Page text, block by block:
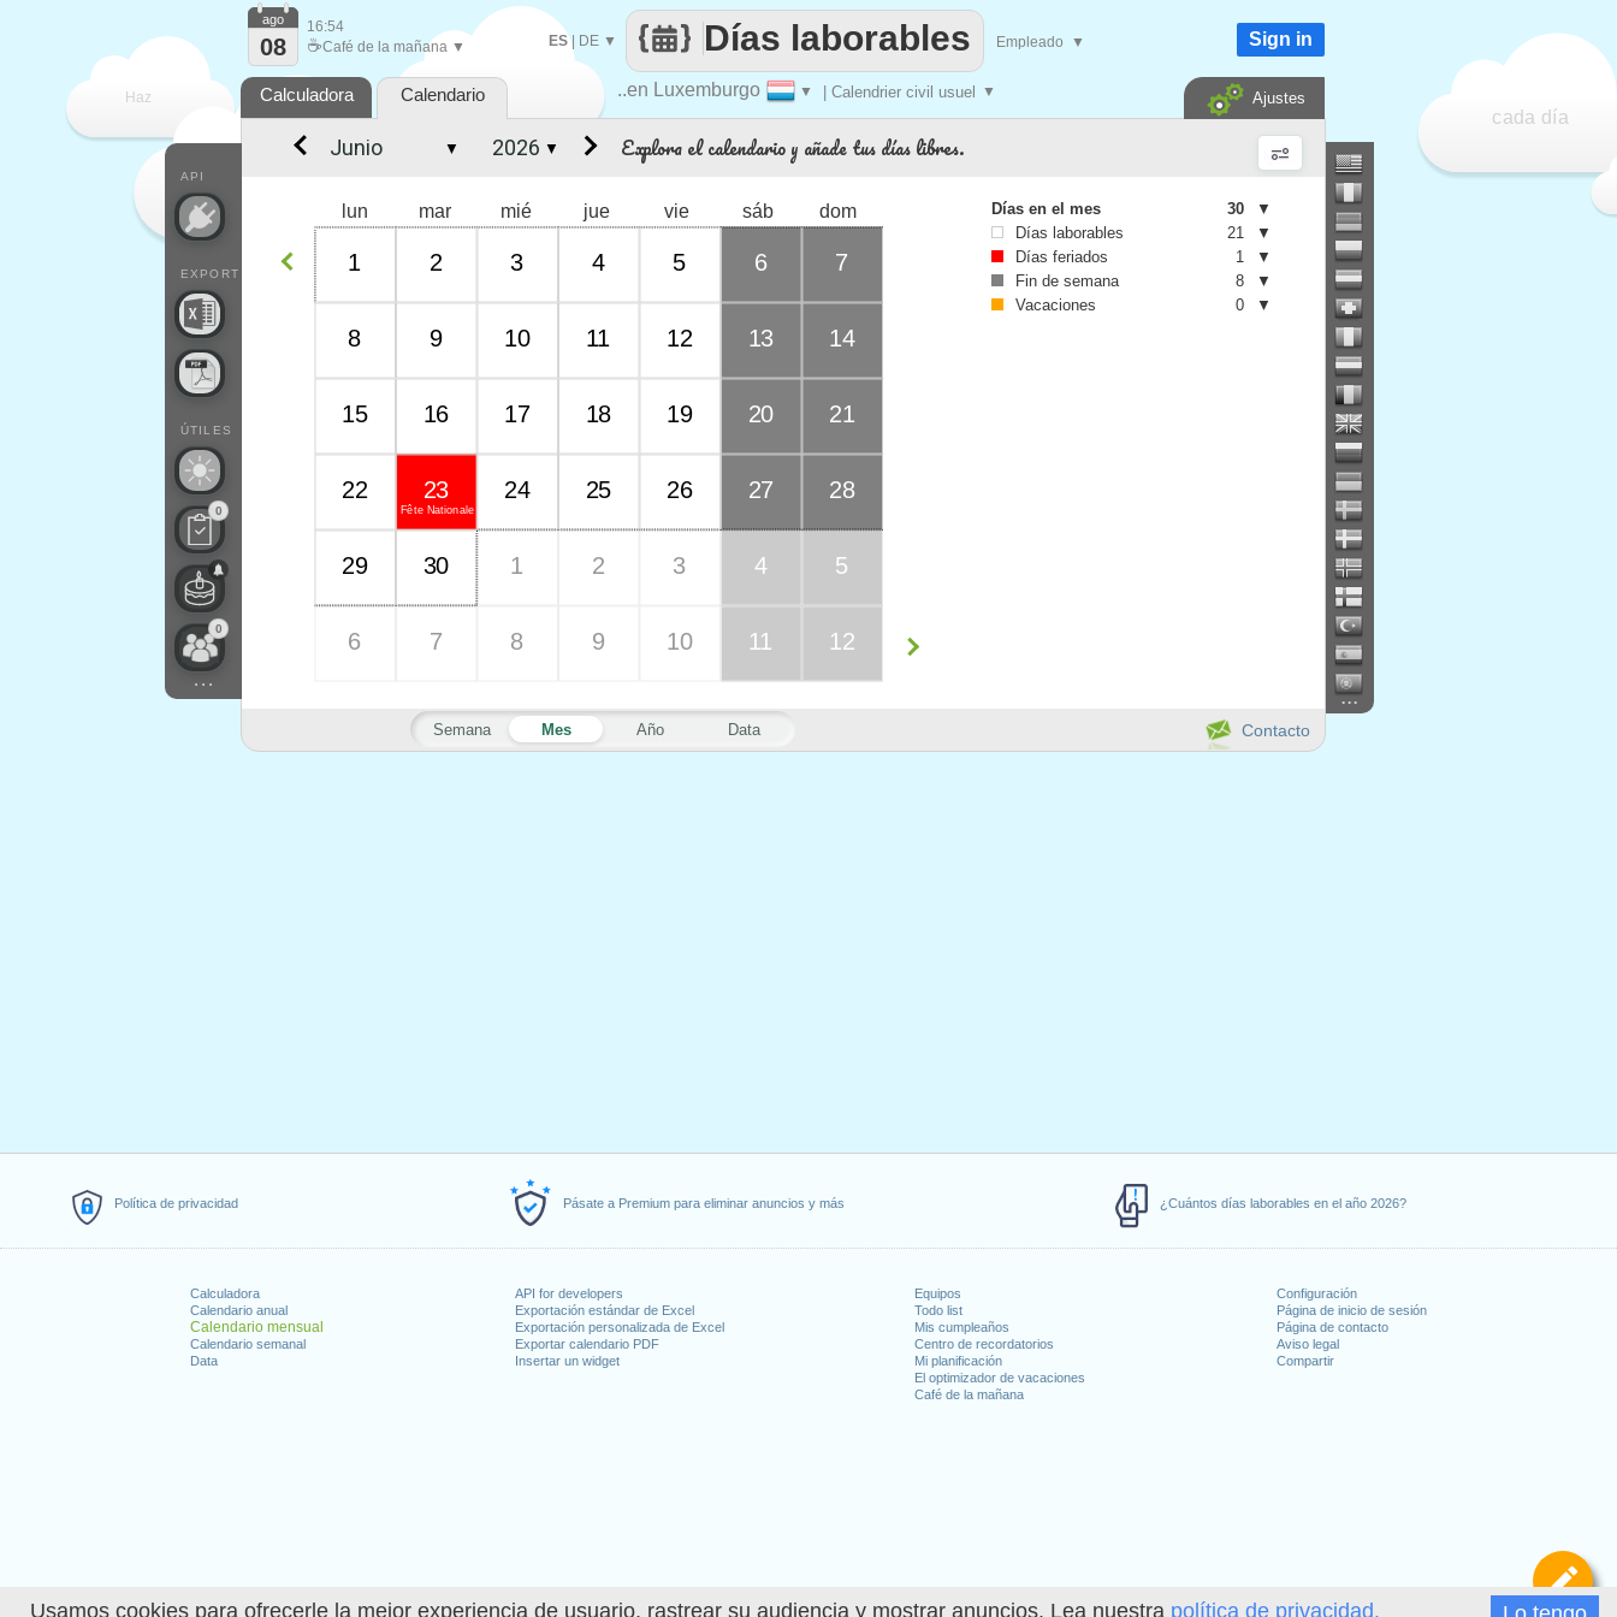
Usamos cookies para ofrecerle la mejor experiencia de usuario, rastrear su audiencia y mostrar anuncios. Lea nuestra política de privacidad.
Política de privacidad Pásate a Premium para eliminar anuncios y más ¿Cuántos días laborables en el año 2026?
Calculadora
Calendario anual
Calendario mensual
Calendario semanal
Data
API for developers
Exportación estándar de Excel
Exportación personalizada de Excel
Exportar calendario PDF
Insertar un widget
Equipos
Todo list
Mis cumpleaños
Centro de recordatorios
Mi planificación
El optimizador de vacaciones
Café de la mañana
Configuración
Página de inicio de sesión
Página de contacto
Aviso legal
Compartir
Haz
cada día
..en Luxemburgo ▼ | Calendrier civil usuel ▼
Días laborables
ES| DE ▼ Empleado ▼
API
EXPORT
ÚTILES
0
0
...
ago
08
16:54
☕Café de la mañana ▼ Sign in
Calculadora Calendario Ajustes
...
Contacto
Explora el calendario y añade tus días libres.
Semana Mes Año Data
lun mar mié jue vie sáb dom
1 2 3 4 5 6 7
8 9 10 11 12 13 14
15 16 17 18 19 20 21
22
Fête Nationale
23 24 25 26 27 28
29 30 1 2 3 4 5
6 7 8 9 10 11 12
▼ ▼
Días en el mes 30
▼
Días laborables
21
▼
Días feriados
1
▼
Fin de semana
8
▼
Vacaciones
0 ▼